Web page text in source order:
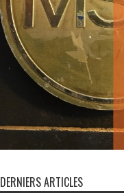
DERNIERS ARTICLES